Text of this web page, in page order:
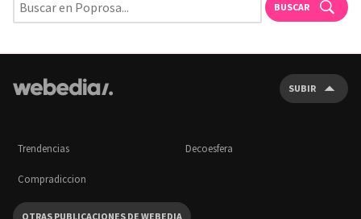
BUSCAR
SUBIR
Trendencias Decoesfera
Compradiccion
OTRAS PUBLICACIONES DE WEBEDIA